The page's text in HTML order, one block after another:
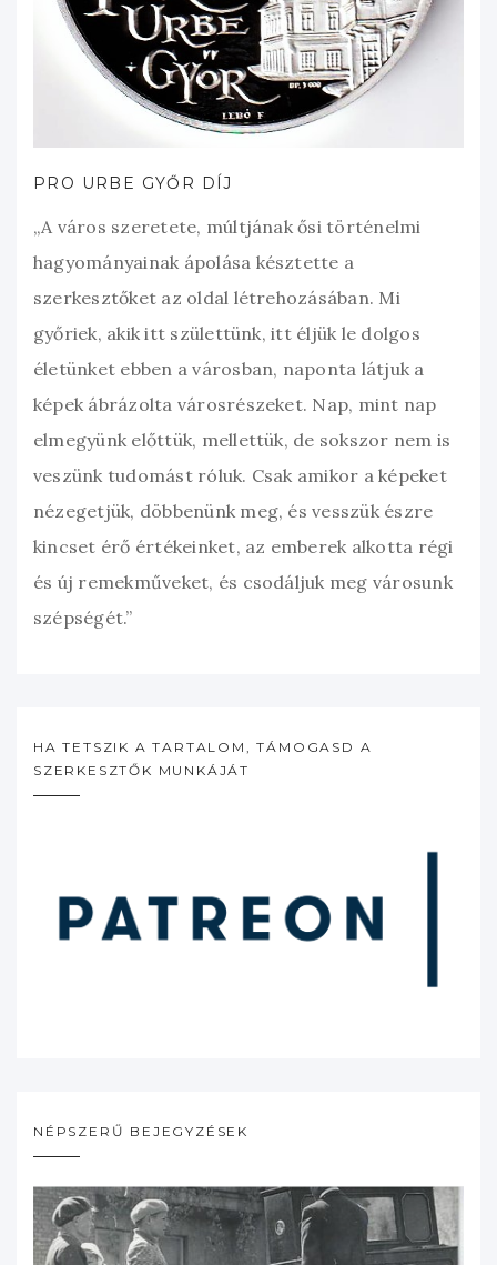
PRO URBE GYŐR DÍJ
„A város szeretete, múltjának ősi történelmi
hagyományainak ápolása késztette a
szerkesztőket az oldal létrehozásában. Mi
győriek, akik itt születtünk, itt éljük le dolgos
életünket ebben a városban, naponta látjuk a
képek ábrázolta városrészeket. Nap, mint nap
elmegyünk előttük, mellettük, de sokszor nem is
veszünk tudomást róluk. Csak amikor a képeket
nézegetjük, döbbenünk meg, és vesszük észre
kincset érő értékeinket, az emberek alkotta régi
és új remekműveket, és csodáljuk meg városunk
szépségét.”
HA TETSZIK A TARTALOM, TÁMOGASD A
SZERKESZTŐK MUNKÁJÁT
NÉPSZERŰ BEJEGYZÉSEK